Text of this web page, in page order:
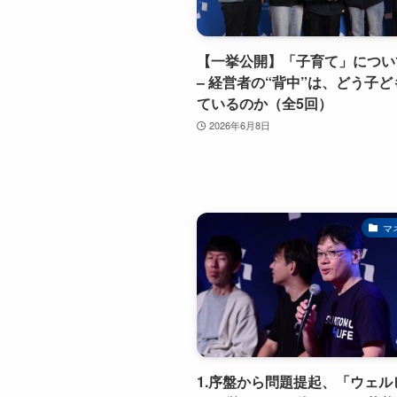
【一挙公開】「子育て」につ
– 経営者の“背中”は、どう子
ているのか（全5回）
2026年6月8日
マ
1.序盤から問題提起、「ウェ